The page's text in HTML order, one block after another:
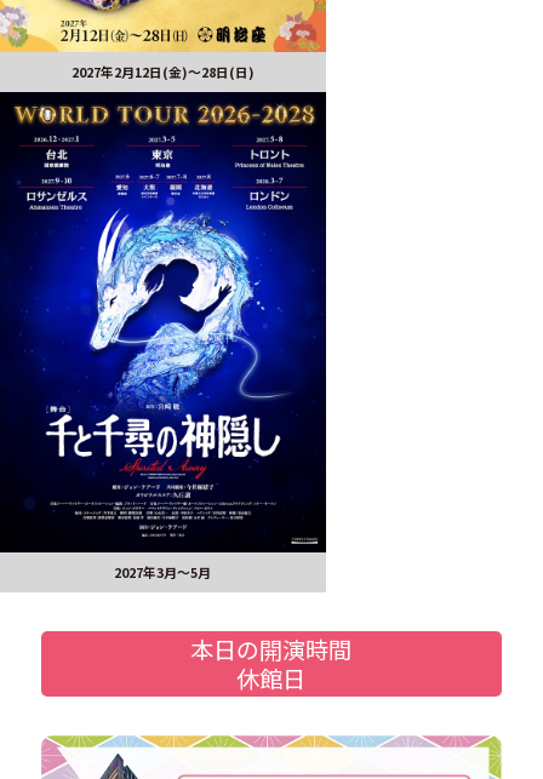
2027年2月12日(金)～28日(日)
2027年3月～5月
本日の開演時間
休館日